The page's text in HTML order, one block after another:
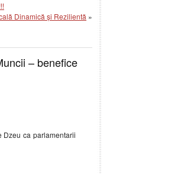
Dinamică și Rezilientă »
– benefice
Dzeu ca parlamentarii